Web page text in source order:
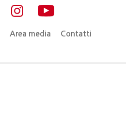
Area media Contatti